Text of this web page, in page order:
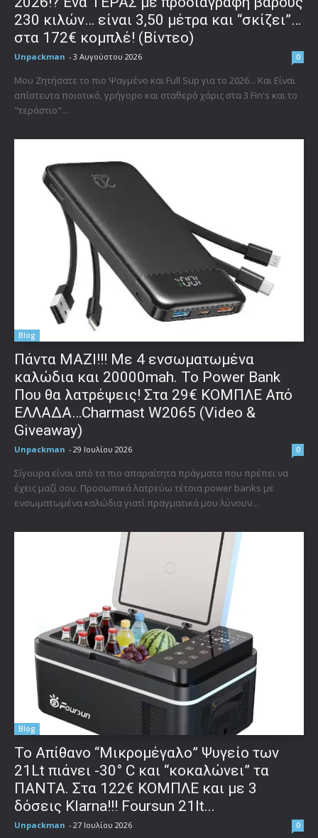
230 κιλών… είναι 3,50 μέτρα και “σκίζει”…
στα 172€ κομπλέ! (Βίντεο)
Unpackman - 3 Αυγούστου 2026 0
Μου Ζητήσατε το πιο Ψαγμένο και Full Sup για το 2026... Και Είναι
απίστευτα ποιοτικό, γρήγορο και σταθερό χάρις στα 3 Fin's και το
"τεράστιο"...
Blog
Πάντα ΜΑΖΙ!!! Με 4 ενσωματωμένα
καλώδια και 20000mah. Το Power Bank
Που θα λατρέψεις! Στα 29€ ΚΟΜΠΛΕ Από
ΕΛΛΑΔΑ…Charmast W2065 (Video &
Giveaway)
Unpackman - 29 Ιουλίου 2026 0
Σίγουρα είναι από τα πιο απαραίτητα πράγματα που πρέπει να
έχεις μαζί σου. Προσωπικά λατρεύω τέτοια power banks με
ενσωματωμένα καλώδια γιατί πραγματικά μου λύνουν...
Blog
Το Απίθανο “Μικρομέγαλο” Ψυγείο των
21Lt πιάνει -30° C και “κοκαλώνει” τα
ΠΑΝΤΑ. Στα 122€ ΚΟΜΠΛΕ και με 3
δόσεις Klarna!!! Foursun 21lt...
Unpackman - 27 Ιουλίου 2026 0